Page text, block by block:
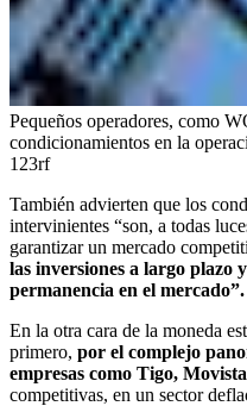
Pequeños operadores, como
condicionamientos en la
123rf
También advierten que los
intervinientes “son, a todas
garantizar un mercado
las inversiones a largo plazo
permanencia en el mercado”.
En la otra cara de la moneda
primero, por el complejo
empresas como Tigo,
competitivas, en un sector